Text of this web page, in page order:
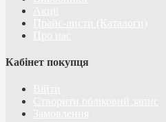
Кабінет покупця